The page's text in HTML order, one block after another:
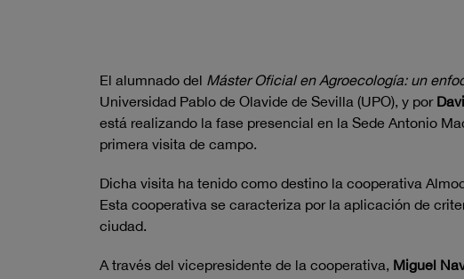
El alumnado del Máster Oficial en Agroecología: un
Universidad Pablo de Olavide de Sevilla (UPO), y por
está realizando la fase presencial en la Sede Antonio
primera visita de campo.
Dicha visita ha tenido como destino la cooperativa
Esta cooperativa se caracteriza por la aplicación de
ciudad.
A través del vicepresidente de la cooperativa, Miguel